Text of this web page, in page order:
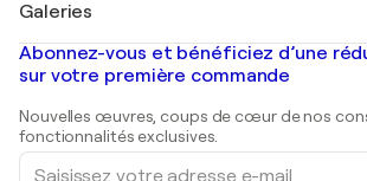
Banksy
Mr. Brainwash
Shepard Fairey
Tableaux abstraits à vendre
Peintures de paysage
Estampes
Peintures acryliques
Galeries
Galeries d'art en France
Galeries d'art en Belgique
Abonnez-vous et bénéficiez d’une
sur votre première commande
Nouvelles œuvres, coups de cœur de nos
fonctionnalités exclusives.
Saisissez